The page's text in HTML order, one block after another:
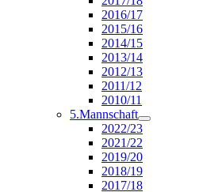
2016/17
2015/16
2014/15
2013/14
2012/13
2011/12
2010/11
5.Mannschaft
2022/23
2021/22
2019/20
2018/19
2017/18